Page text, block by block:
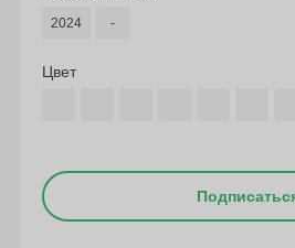
2024 -
Цвет